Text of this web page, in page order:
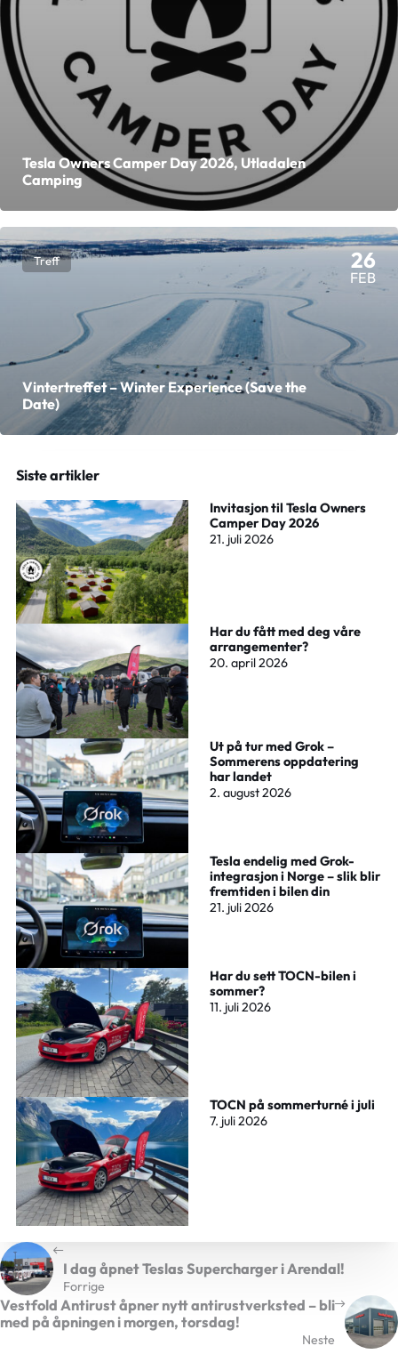
Tesla Owners Camper Day 2026, Utladalen
Camping
Treff 26
FEB
Vintertreffet – Winter Experience (Save the
Date)
Siste artikler
Invitasjon til Tesla Owners
Camper Day 2026
21. juli 2026
Har du fått med deg våre
arrangementer?
20. april 2026
Ut på tur med Grok –
Sommerens oppdatering
har landet
2. august 2026
Tesla endelig med Grok-
integrasjon i Norge – slik blir
fremtiden i bilen din
21. juli 2026
Har du sett TOCN-bilen i
sommer?
11. juli 2026
TOCN på sommerturné i juli
7. juli 2026
Forrige
I dag åpnet Teslas Supercharger i Arendal!
Neste
Vestfold Antirust åpner nytt antirustverksted – bli
med på åpningen i morgen, torsdag!